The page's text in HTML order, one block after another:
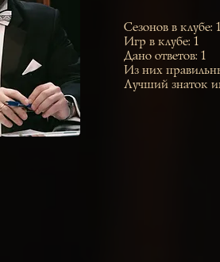
Сезонов в клубе:
Игр в клубе: 1
Дано ответов: 1
Из них
Лучший знаток